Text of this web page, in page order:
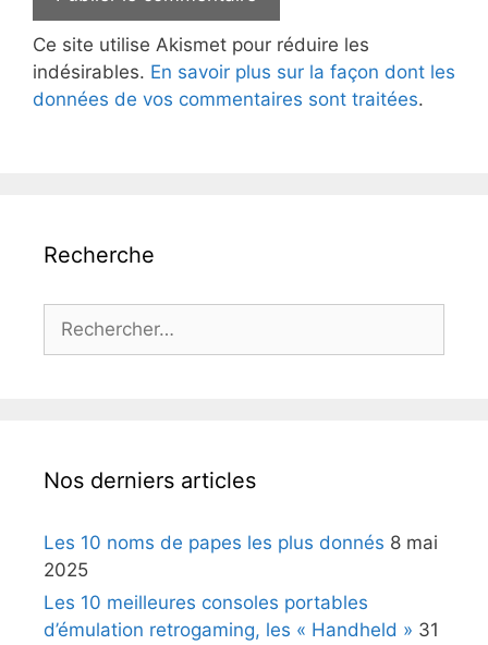
Ce site utilise Akismet pour réduire les
indésirables. En savoir plus sur la façon dont les
données de vos commentaires sont traitées.
Recherche
Rechercher :
Nos derniers articles
Les 10 noms de papes les plus donnés 8 mai
2025
Les 10 meilleures consoles portables
d’émulation retrogaming, les « Handheld » 31